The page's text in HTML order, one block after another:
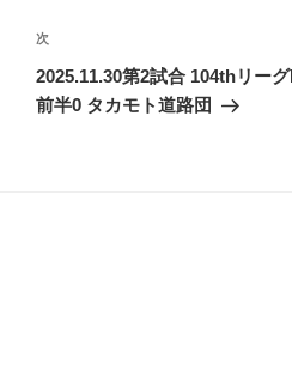
ゲ
ー
シ
次
の
投
次
2025.11.30第2試合 104thリー
前半0 タカモト道路団